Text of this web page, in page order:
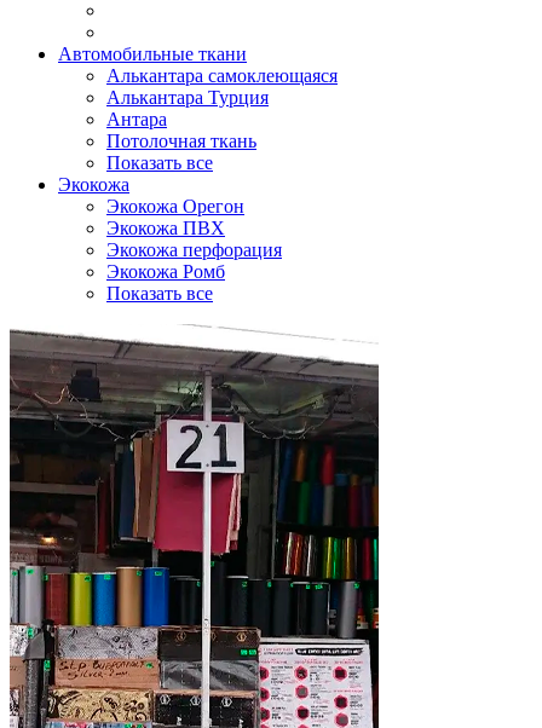
Автомобильные ткани
Алькантара самоклеющаяся
Алькантара Турция
Антара
Потолочная ткань
Показать все
Экокожа
Экокожа Орегон
Экокожа ПВХ
Экокожа перфорация
Экокожа Ромб
Показать все